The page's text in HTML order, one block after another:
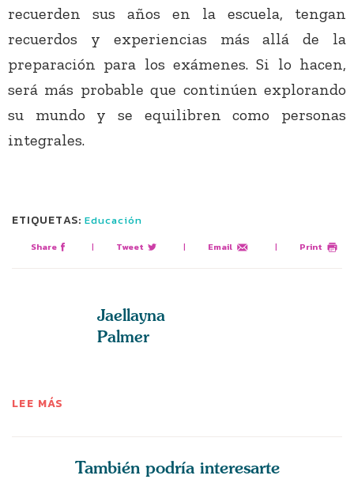
recuerden sus años en la escuela, tengan
recuerdos y experiencias más allá de la
preparación para los exámenes. Si lo hacen,
será más probable que continúen explorando
su mundo y se equilibren como personas
integrales.
ETIQUETAS: Educación
Share | Tweet | Email | Print
Jaellayna
Palmer
LEE MÁS
También podría interesarte